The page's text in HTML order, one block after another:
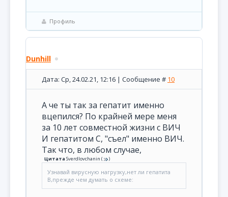
Профиль
Dunhill
Дата: Ср, 24.02.21, 12:16 | Сообщение # 10
А че ты так за гепатит именно
вцепился? По крайней мере меня
за 10 лет совместной жизни с ВИЧ
И гепатитом С, "съел" именно ВИЧ.
Так что, в любом случае,
ЦитатаSverdlovchanin ( )
Узнавай вирусную нагрузку,нет ли гепатита
В,прежде чем думать о схеме: